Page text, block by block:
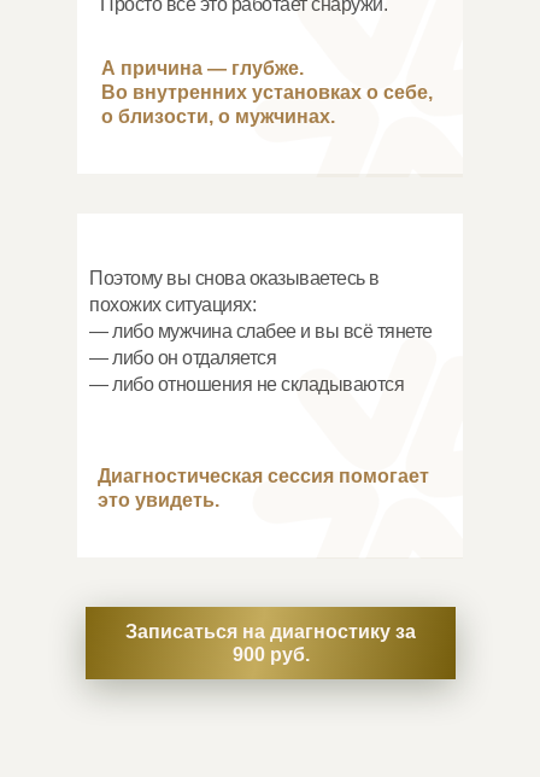
Просто всё это работает снаружи.
Поэтому вы снова оказываетесь в
похожих ситуациях:
— либо мужчина слабее и вы всё тянете
— либо он отдаляется
— либо отношения не складываются
А причина — глубже.
Во внутренних установках о себе,
о близости, о мужчинах.
Записаться на диагностику за
900 руб.
Диагностическая сессия помогает
это увидеть.